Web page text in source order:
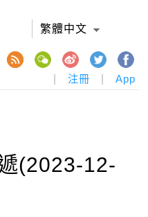
繁體中文
注冊 App
(2023-12-